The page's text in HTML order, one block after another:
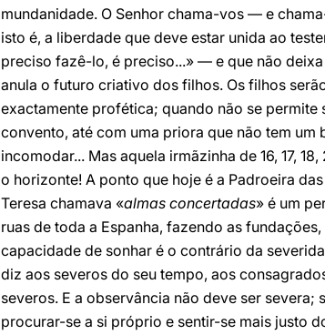
mundanidade. O Senhor chama-vos — e
isto é, a liberdade que deve estar unida ao
preciso fazê-lo, é preciso...» — e que não
anula o futuro criativo dos filhos. Os filhos
exactamente profética; quando não se permite
convento, até com uma priora que não tem
incomodar... Mas aquela irmãzinha de 16, 17,
o horizonte! A ponto que hoje é a Padroeira
Teresa chamava «almas concertadas» é um
ruas de toda a Espanha, fazendo as
capacidade de sonhar é o contrário da
diz aos severos do seu tempo, aos
severos. E a observância não deve ser
procurar-se a si próprio e sentir-se mais justo